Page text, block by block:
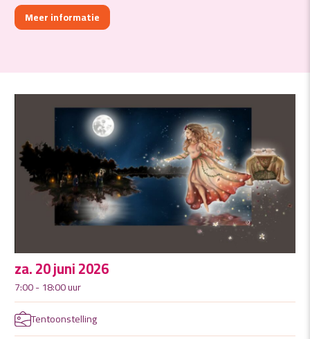
Meer informatie
za. 20 juni 2026
7:00 - 18:00 uur
Tentoonstelling